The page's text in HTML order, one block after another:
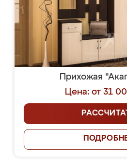
Прихожая
Цена: от 31